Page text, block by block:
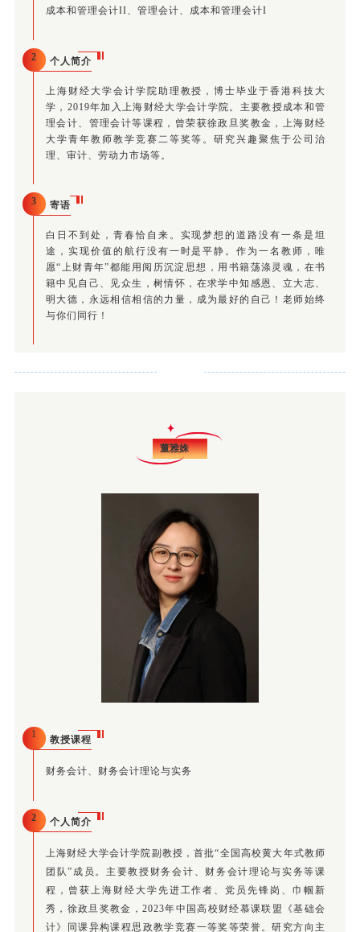
成本和管理会计II、管理会计、成本和管理会计I
2 个人简介
上海财经大学会计学院助理教授，博士毕业于香港科技大
学，2019年加入上海财经大学会计学院。主要教授成本和管
理会计、管理会计等课程，曾荣获徐政旦奖教金，上海财经
大学青年教师教学竞赛二等奖等。研究兴趣聚焦于公司治
理、审计、劳动力市场等。
3 寄语
白日不到处，青春恰自来。实现梦想的道路没有一条是坦
途，实现价值的航行没有一时是平静。作为一名教师，唯
愿“上财青年”都能用阅历沉淀思想，用书籍荡涤灵魂，在书
籍中见自己、见众生，树情怀，在求学中知感恩、立大志、
明大德，永远相信相信的力量，成为最好的自己！老师始终
与你们同行！
董雅姝
1
教授课程
财务会计、财务会计理论与实务
2 个人简介
上海财经大学会计学院副教授，首批“全国高校黄大年式教师
团队”成员。主要教授财务会计、财务会计理论与实务等课
程，曾获上海财经大学先进工作者、党员先锋岗、巾帼新
秀，徐政旦奖教金，2023年中国高校财经慕课联盟《基础会
计》同课异构课程思政教学竞赛一等奖等荣誉。研究方向主